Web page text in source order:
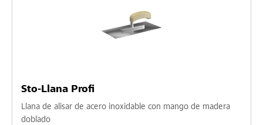
Sto-Llana Profi
Llana de alisar de acero inoxidable con mango de madera
doblado